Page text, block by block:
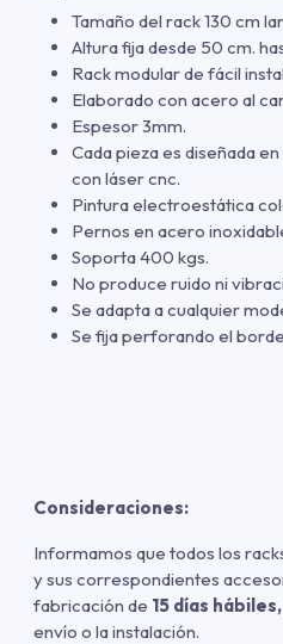
Tamaño del rack 130 cm
Altura fija desde 50 cm.
Rack modular de fácil
Elaborado con acero al
Espesor 3mm.
Cada pieza es diseñada
con láser cnc.
Pintura electroestática
Pernos en acero
Soporta 400 kgs.
No produce ruido ni
Se adapta a cualquier
Se fija perforando el
Consideraciones:
Informamos que todos los
y sus correspondientes
fabricación de 15 días hábiles,
envío o la instalación.